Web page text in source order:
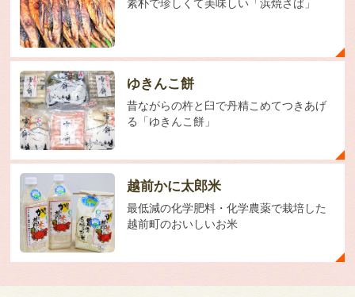
素朴で珍しくて美味しい「浜焼さば」
ゆきんこ餅
昔ながらの杵と臼で丹精こめてつきあげ
る「ゆきんこ餅」
越前かに太郎米
最低減の化学肥料・化学農薬で栽培した
越前町のおいしいお米